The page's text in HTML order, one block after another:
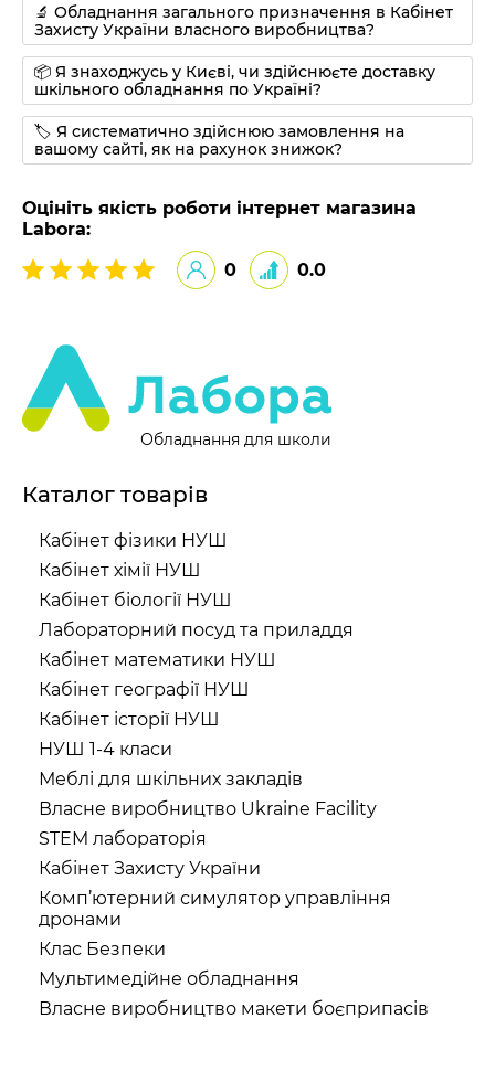
🔬 Обладнання загального призначення в Кабінет
Захисту України власного виробництва?
📦 Я знаходжусь у Києві, чи здійснюєте доставку
шкільного обладнання по Україні?
🏷 Я систематично здійснюю замовлення на
вашому сайті, як на рахунок знижок?
Оцініть якість роботи інтернет магазина
Labora:
0
0.0
Обладнання для школи
Каталог товарів
Кабінет фізики НУШ
Кабінет хімії НУШ
Кабінет біології НУШ
Лабораторний посуд та приладдя
Кабінет математики НУШ
Кабінет географії НУШ
Кабінет історії НУШ
НУШ 1-4 класи
Меблі для шкільних закладів
Власне виробництво Ukraine Facility
STEM лабораторія
Кабінет Захисту України
Комп’ютерний симулятор управління
дронами
Клас Безпеки
Мультимедійне обладнання
Власне виробництво макети боєприпасів